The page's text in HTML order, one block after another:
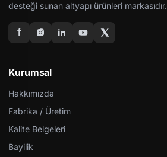
desteği sunan altyapı ürünleri markasıdır.
Kurumsal
Hakkımızda
Fabrika / Üretim
Kalite Belgeleri
Bayilik